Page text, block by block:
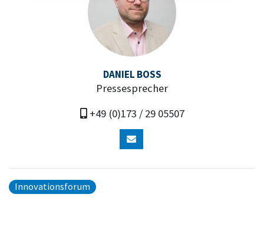
DANIEL BOSS
Pressesprecher
+49 (0)173 / 29 05507
Innovationsforum